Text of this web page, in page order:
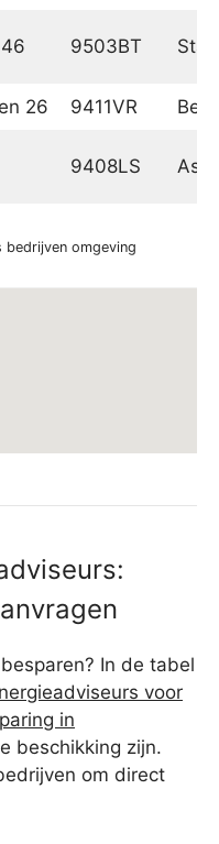
9503BT
26 9411VR
9408LS
bedrijven omgeving
In de tabel
voor
in
beschikking zijn.
om direct